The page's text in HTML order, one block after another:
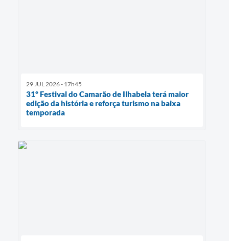
29 JUL 2026 - 17h45
31º Festival do Camarão de Ilhabela terá maior
edição da história e reforça turismo na baixa
temporada